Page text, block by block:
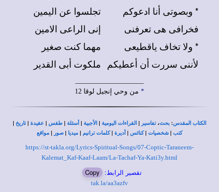
تجلسوا عن اليمين
* وبصوتى أنا ادعوكم
إنى الراعى الامين
فخرافى هى تعرفنى
مهما كنت صغير
* ولا تخاف ياقطيعى
ملكوت أبى القدير
لأننى سررت أن أعطيكم
* من وحي إنجيل لوقا 12
الكتاب المقدس: بحث،تفاسير | القراءات اليومية | الأجبية | أسئلة | طقس | عقيدة |تاريخ |
كتب | شخصيات |كنائس | أديرة |كلمات ترانيم | ميديا | صور | مواقع
https://st-takla.org/Lyrics-Spiritual-Songs/07-Coptic-Taraneem-
Kalemat_Kaf-Kaaf-Laam/La-Tachaf-Ya-Kati3y.html
تقصير الرابط: Copy
tak.la/aa3azfv